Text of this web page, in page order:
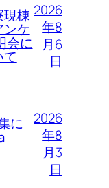
現棟
ンケ
会に
2026
年8
月6
日
に
2026
年8
月3
日